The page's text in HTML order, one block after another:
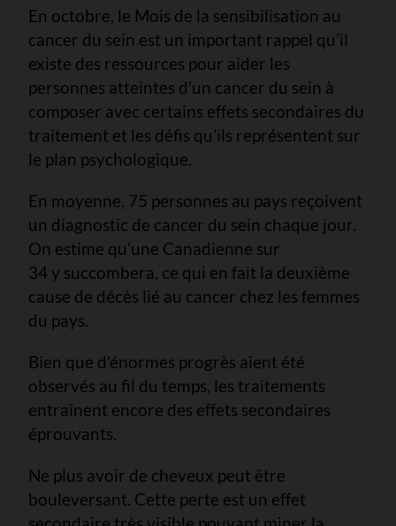
En octobre, le Mois de la sensibilisation au
cancer du sein est un important rappel qu’il
existe des ressources pour aider les
personnes atteintes d’un cancer du sein à
composer avec certains effets secondaires du
traitement et les défis qu’ils représentent sur
le plan psychologique.
En moyenne, 75 personnes au pays reçoivent
un diagnostic de cancer du sein chaque jour.
On estime qu’une Canadienne sur
34 y succombera, ce qui en fait la deuxième
cause de décès lié au cancer chez les femmes
du pays.
Bien que d’énormes progrès aient été
observés au fil du temps, les traitements
entraînent encore des effets secondaires
éprouvants.
Ne plus avoir de cheveux peut être
bouleversant. Cette perte est un effet